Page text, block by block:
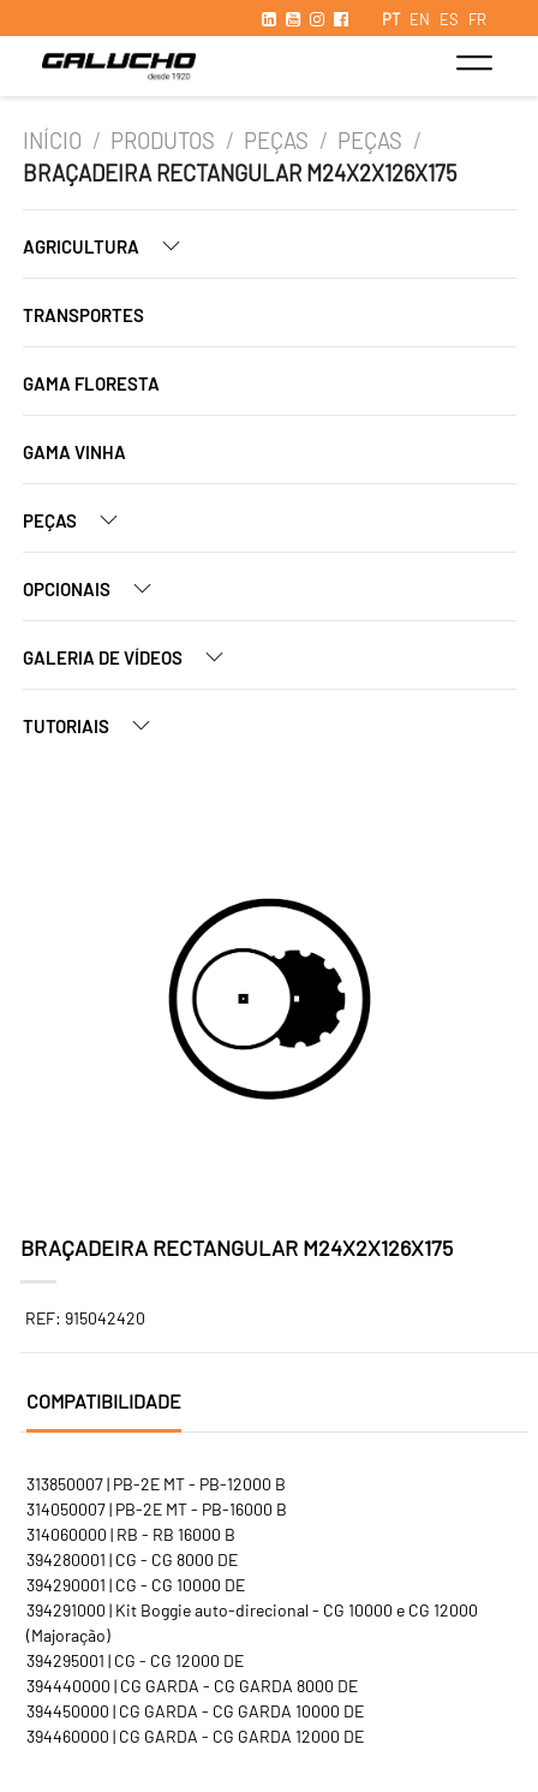
PT EN ES FR
INÍCIO / PRODUTOS / PEÇAS / PEÇAS /
BRAÇADEIRA RECTANGULAR M24X2X126X175
AGRICULTURA
TRANSPORTES
GAMA FLORESTA
GAMA VINHA
PEÇAS
OPCIONAIS
GALERIA DE VÍDEOS
TUTORIAIS
BRAÇADEIRA RECTANGULAR M24X2X126X175
REF: 915042420
COMPATIBILIDADE
313850007 | PB-2E MT - PB-12000 B
314050007 | PB-2E MT - PB-16000 B
314060000 | RB - RB 16000 B
394280001 | CG - CG 8000 DE
394290001 | CG - CG 10000 DE
394291000 | Kit Boggie auto-direcional - CG 10000 e CG 12000
(Majoração)
394295001 | CG - CG 12000 DE
394440000 | CG GARDA - CG GARDA 8000 DE
394450000 | CG GARDA - CG GARDA 10000 DE
394460000 | CG GARDA - CG GARDA 12000 DE